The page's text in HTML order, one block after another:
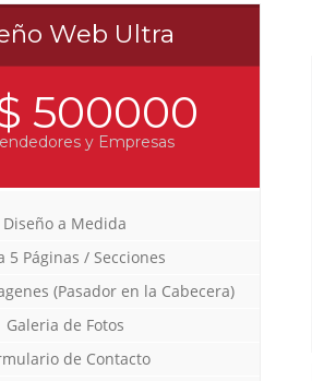
Web Ultra
500000
y Empresas
Diseño a Medida
5 Páginas / Secciones
(Pasador en la Cabecera)
Galeria de Fotos
de Contacto